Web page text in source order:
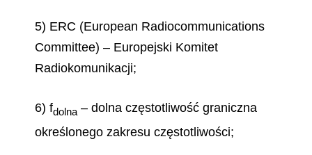
5) ERC (European Radiocommunications
Committee) – Europejski Komitet
Radiokomunikacji;
6) fdolna – dolna częstotliwość graniczna
określonego zakresu częstotliwości;